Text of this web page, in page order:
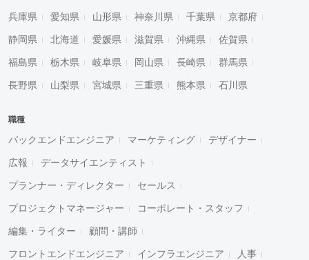
兵庫県 愛知県 山形県 神奈川県 千葉県 京都府
静岡県 北海道 愛媛県 滋賀県 沖縄県 佐賀県
福島県 栃木県 岐阜県 岡山県 長崎県 群馬県
長野県 山梨県 宮城県 三重県 熊本県 石川県
職種
バックエンドエンジニア マーケティング デザイナー
広報 データサイエンティスト
プランナー・ディレクター セールス
プロジェクトマネージャー コーポレート・スタッフ
編集・ライター 顧問・講師
フロントエンドエンジニア インフラエンジニア 人事